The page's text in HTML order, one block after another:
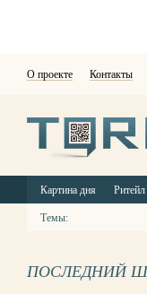
О проекте Контакты
Картина дня Ритейл
Темы:
ПОСЛЕДНИЙ